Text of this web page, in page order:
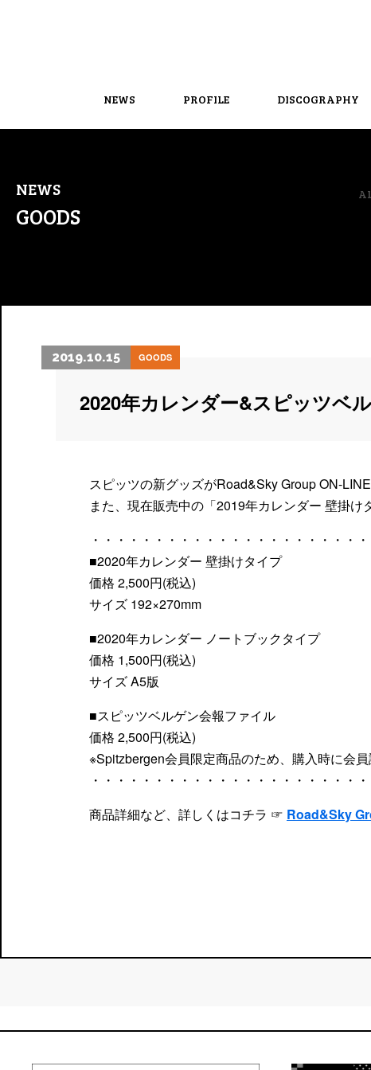
NEWS PROFILE DISCOGRAPHY
NEWS
GOODS
2019.10.15 GOODS
2020年カレンダー&スピッツベ
スピッツの新グッズがRoad&Sky Group ON-
また、現在販売中の「2019年カレンダー 壁掛け
・・・・・・・・・・・・・・・・・・・・・・
■2020年カレンダー 壁掛けタイプ
価格 2,500円(税込)
サイズ 192×270mm
■2020年カレンダー ノートブックタイプ
価格 1,500円(税込)
サイズ A5版
■スピッツベルゲン会報ファイル
価格 2,500円(税込)
※Spitzbergen会員限定商品のため、購入時に会員
・・・・・・・・・・・・・・・・・・・・・・
商品詳細など、詳しくはコチラ ☞ Road&Sky